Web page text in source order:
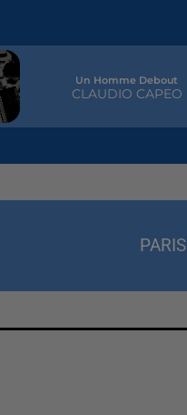
Un Homme Debout
CLAUDIO CAPEO
PARIS